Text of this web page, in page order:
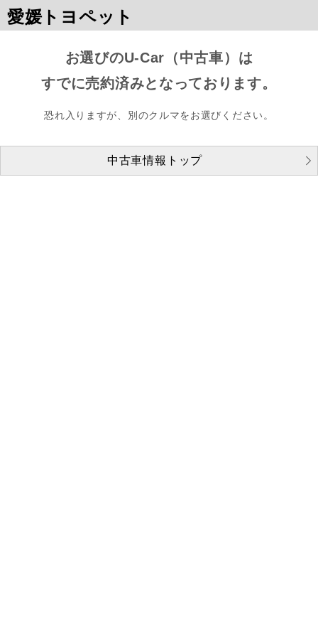
愛媛トヨペット
お選びのU-Car（中古車）は
すでに売約済みとなっております。
恐れ入りますが、別のクルマをお選びください。
中古車情報トップ